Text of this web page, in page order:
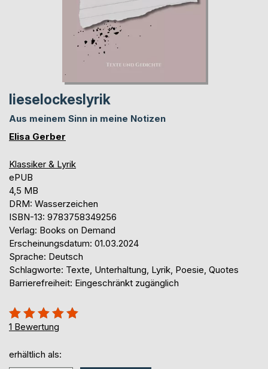
lieselockeslyrik
Aus meinem Sinn in meine Notizen
Elisa Gerber
Klassiker & Lyrik
ePUB
4,5 MB
DRM: Wasserzeichen
ISBN-13: 9783758349256
Verlag: Books on Demand
Erscheinungsdatum: 01.03.2024
Sprache: Deutsch
Schlagworte: Texte, Unterhaltung, Lyrik, Poesie, Quotes
Barrierefreiheit: Eingeschränkt zugänglich
Bewertung::
100%
1 Bewertung
erhältlich als: